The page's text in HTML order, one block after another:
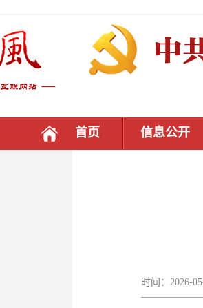
首页 信息公开
时间：2026-